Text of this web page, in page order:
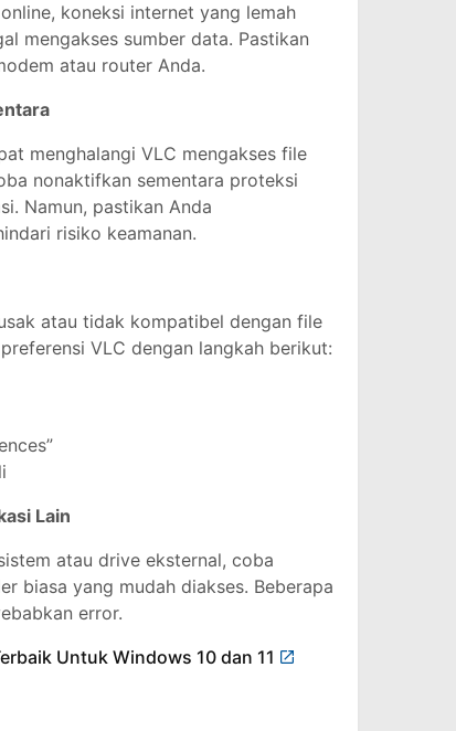
koneksi internet yang lemah
mengakses sumber data. Pastikan
atau router Anda.
menghalangi VLC mengakses file
nonaktifkan sementara proteksi
Namun, pastikan Anda
risiko keamanan.
atau tidak kompatibel dengan file
VLC dengan langkah berikut:
Lain
atau drive eksternal, coba
biasa yang mudah diakses. Beberapa
error.
Untuk Windows 10 dan 11